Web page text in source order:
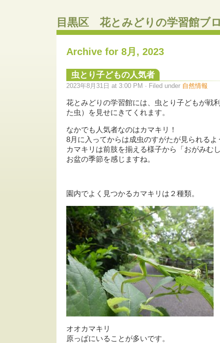
目黒区 花とみどりの学習館ブ
Archive for 8月, 2023
虫とり子どもの人気者
2023年8月31日 at 3:00 PM · Filed under 自然情報
花とみどりの学習館には、虫とり子どもが戦
た虫）を見せにきてくれます。
なかでも人気者なのはカマキリ！
8月に入ってからは成虫のすがたが見られる
カマキリは前肢を揃える様子から「おがみむ
お盆の季節を感じますね。
園内でよく見つかるカマキリは２種類。
オオカマキリ
原っぱにいることが多いです。